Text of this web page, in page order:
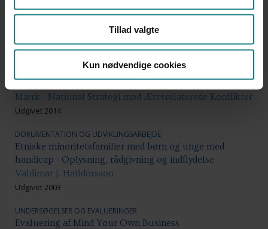
Tillad valgte
Kun nødvendige cookies
kriminalitetsforebyggende arbejde i Albertslund
Kommune
Udgivet 2013
LÆREBØGER OG VÆRKTØJER
Et spørgsmål om ære - Idékatalog
Mærk - National Strategi mod Æresrelaterede Konflikter
Udgivet 2014
DOKUMENTATION OG UDVIKLINGSARBEJDE
Etniske minoritetsfamilier med børn og unge med
handicap - Oplysning, rådgivning og indflydelse
Valdimar J. Halldórsson
Udgivet 2003
UNDERSØGELSER OG EVALUERINGER
Evaluering af Mind Your Own Business